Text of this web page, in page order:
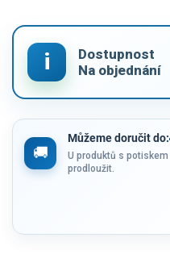
Můžeme doručit do:
U produktů s
prodloužit.